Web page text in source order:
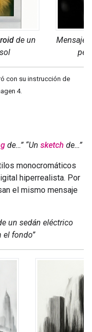
de un
Mensaje:
con su instrucción de
4.
de…” “Un sketch de…”
monocromáticos
hiperrealista. Por
el mismo mensaje
un sedán eléctrico
el fondo”